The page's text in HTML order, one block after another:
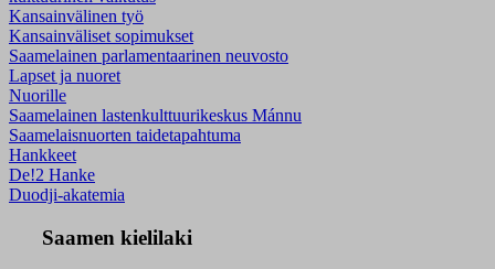
Kansainvälinen työ
Kansainväliset sopimukset
Saamelainen parlamentaarinen neuvosto
Lapset ja nuoret
Nuorille
Saamelainen lastenkulttuurikeskus Mánnu
Saamelaisnuorten taidetapahtuma
Hankkeet
De!2 Hanke
Duodji-akatemia
Saamen kielilaki